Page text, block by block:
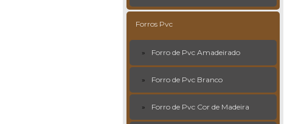
Forros Pvc
Forro de Pvc Amadeirado
Forro de Pvc Branco
Forro de Pvc Cor de Madeira